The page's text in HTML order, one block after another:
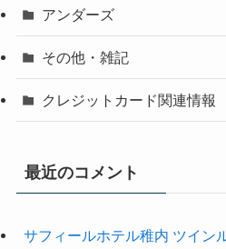
アンダーズ
その他・雑記
クレジットカード関連情報
最近のコメント
サフィールホテル稚内 ツイン